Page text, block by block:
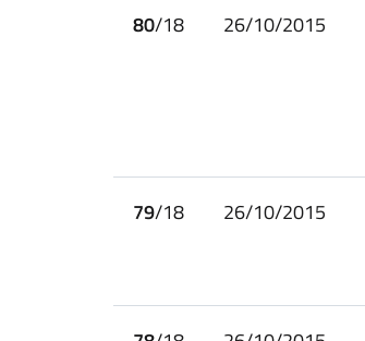
80/18 26/10/2015
79/18 26/10/2015